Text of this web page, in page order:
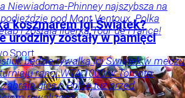
Niewiadoma-Phinney najszybsza na
pod Mont Ventoux. Polka
i została liderką Tour de France!
Sport
koszmarem Igi Świątek?
urodziny zostały w pamięci
będzie rywalką Igi Świątek w meczu
rangi WTA 1000 w Toronto.
głos o Polce tuż przed